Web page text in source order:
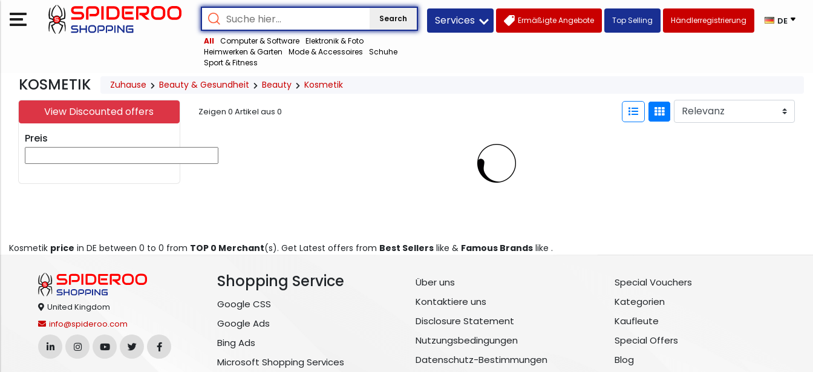
Search
All Computer & Software Elektronik & Foto
Heimwerken & Garten
Mode & Accessoires
Schuhe
Sport & Fitness
Services Ermäßigte Angebote Top Selling Händlerregistrierung DE
KOSMETIK Zuhause Beauty & Gesundheit Beauty Kosmetik
View Discounted offers
Preis
Zeigen 0 Artikel aus 0
Kosmetik price in DE between 0 to 0 from TOP 0 Merchant(s). Get Latest offers from Best Sellers like & Famous Brands like .
United Kingdom
info@spideroo.com
Shopping Service
Google CSS
Google Ads
Bing Ads
Microsoft Shopping Services
Über uns
Kontaktiere uns
Disclosure Statement
Nutzungsbedingungen
Datenschutz-Bestimmungen
Special Vouchers
Kategorien
Kaufleute
Special Offers
Blog